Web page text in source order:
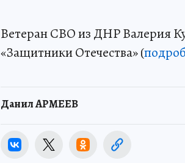
Ветеран СВО из ДНР Валерия
«Защитники Отечества» (
Данил АРМЕЕВ